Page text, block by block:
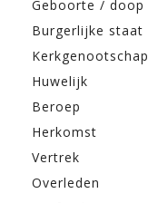
Geboorte / doop
Burgerlijke staat
Kerkgenootschap
Huwelijk
Beroep
Herkomst
Vertrek
Overleden